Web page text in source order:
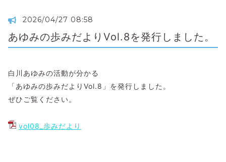
2026/04/27 08:58
あゆみの歩みだよりVol.8を発行しました。
白川あゆみの活動が分かる
「あゆみの歩みだよりVol.8」を発行しました。
ぜひご覧ください。
vol08_歩みだより